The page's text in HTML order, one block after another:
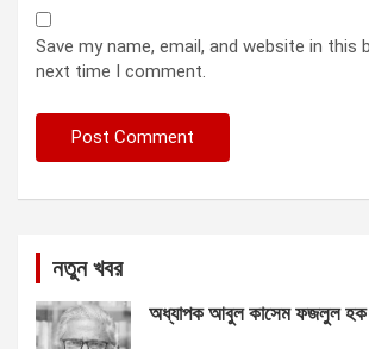
Save my name, email, and website in this
next time I comment.
নতুন খবর
অধ্যাপক আবুল কাসেম ফজলুল হক